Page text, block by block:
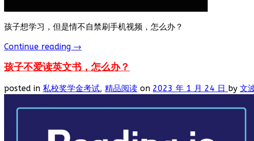
孩子想学习，但是情不自禁刷手机视频，怎么办？
Continue reading →
孩子不爱读英文书，怎么办？
posted in 私校奖学金考试, 精品阅读 on 2023 年 1 月 24 日 by 文